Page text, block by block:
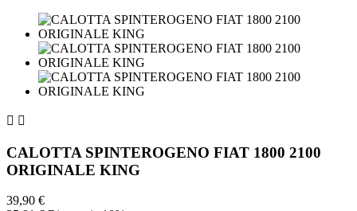
 
CALOTTA SPINTEROGENO FIAT 1800 2100
ORIGINALE KING
39,90 €